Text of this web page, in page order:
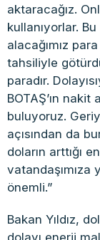
aktaracağız.
kullanıyorlar.
alacağımız
tahsiliyle
paradır.
BOTAŞ’ın nakit
buluyoruz.
açısından da
doların arttığı
vatandaşımıza
önemli.”
Bakan Yıldız,